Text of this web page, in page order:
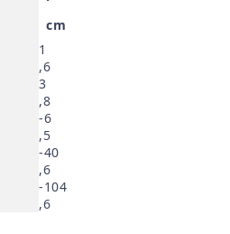
cm
1
,6
3
,8
-6
,5
-40
,6
-104
,6